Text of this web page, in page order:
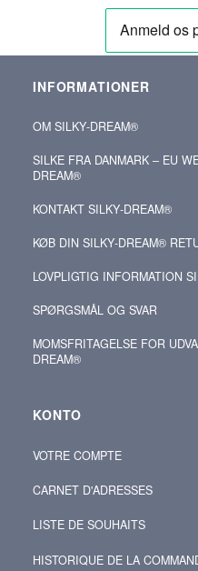
INFORMATIONER
OM SILKY‑DREAM®
SILKE FRA DANMARK – EU
DREAM®
KONTAKT SILKY‑DREAM®
KØB DIN SILKY‑DREAM®
LOVPLIGTIG INFORMATION
SPØRGSMÅL OG SVAR
MOMSFRITAGELSE FOR
DREAM®
KONTO
VOTRE COMPTE
CARNET D'ADRESSES
LISTE DE SOUHAITS
HISTORIQUE DE LA